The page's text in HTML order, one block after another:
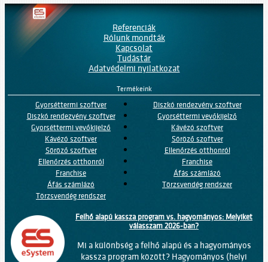
Referenciák
Rólunk mondták
Kapcsolat
Tudástár
Adatvédelmi nyilatkozat
Termékeink
Gyorséttermi szoftver
Diszkó rendezvény szoftver
Gyorséttermi vevőkijelző
Kávézó szoftver
Söröző szoftver
Ellenőrzés otthonról
Franchise
Áfás számlázó
Törzsvendég rendszer
Diszkó rendezvény szoftver
Gyorséttermi vevőkijelző
Kávézó szoftver
Söröző szoftver
Ellenőrzés otthonról
Franchise
Áfás számlázó
Törzsvendég rendszer
Felhő alapú kassza program vs. hagyományos: Melyiket
válasszam 2026-ban?
Mi a különbség a felhő alapú és a hagyományos
kassza program között? Hagyományos (helyi